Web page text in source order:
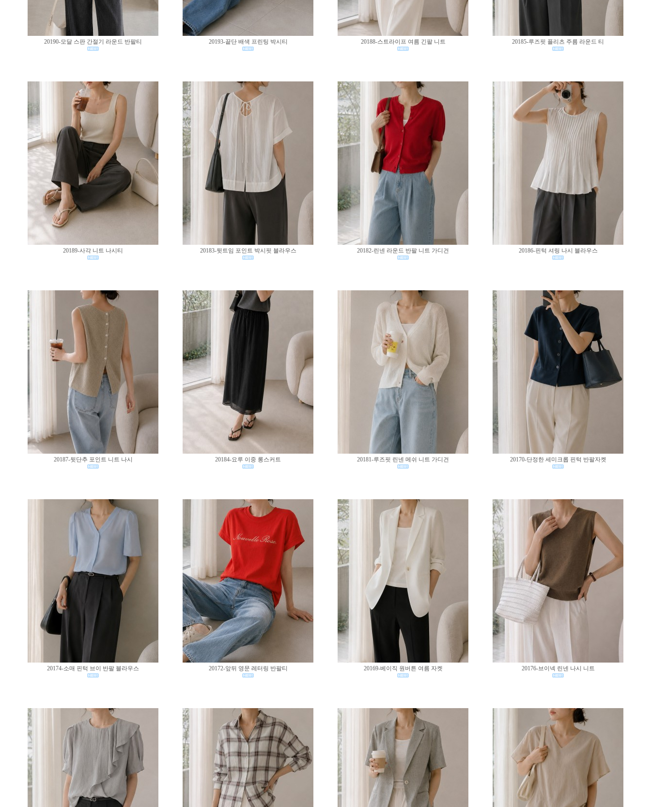
20190-모달 스판 간절기 라운드 반팔티 20193-끝단 배색 프린팅 박시티 20188-스트라이프 여름 긴팔 니트 20185-루즈핏 플리츠 주름 라운드 티
20189-사각 니트 나시티 20183-뒷트임 포인트 박시핏 블라우스 20182-린넨 라운드 반팔 니트 가디건 20186-핀턱 셔링 나시 블라우스
20187-뒷단추 포인트 니트 나시 20184-요루 이중 롱스커트 20181-루즈핏 린넨 메쉬 니트 가디건 20170-단정한 세미크롭 핀턱 반팔자켓
20174-소매 핀턱 브이 반팔 블라우스 20172-앞뒤 영문 레터링 반팔티 20169-베이직 원버튼 여름 자켓 20176-브이넥 린넨 나시 니트